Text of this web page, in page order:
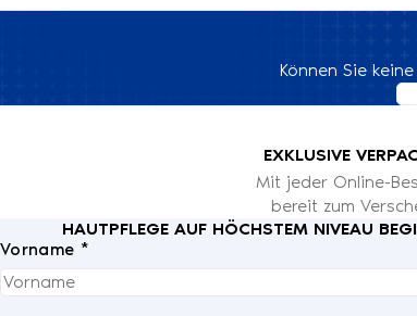
Können Sie
EXKLUSIVE
Mit jeder Online-
bereit zum
HAUTPFLEGE AUF HÖCHSTEM NIVEAU
Vorname *